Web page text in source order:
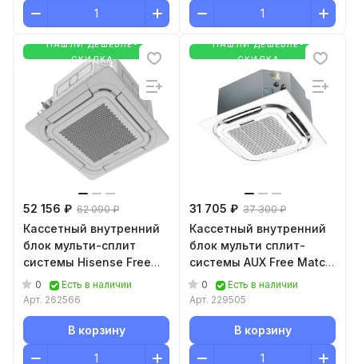
НАШЛИ ДЕШЕВЛЕ-
СКИДКА
52 156 ₽ 62 090 ₽
Кассетный внутренний
блок мульти-сплит
системы Hisense Free
Match ACT-
12UR4RCC8/PE-QEA/LD
0
Есть в наличии
Арт. 262566
В корзину
НАШЛИ ДЕШЕВЛЕ-
СКИДКА
31 705 ₽ 37 300 ₽
Кассетный внутренний
блок мульти сплит-
системы AUX Free Match
R32 AMCA-H12/4R2
0
Есть в наличии
Арт. 229505
В корзину